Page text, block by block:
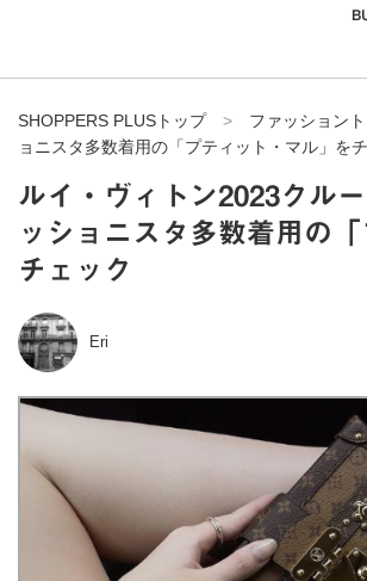
践記
ヤーが答えてみた
SHOPPERS PLUSトップ> ファッション
ョニスタ多数着用の「プティット・マル」を
ルイ・ヴィトン2023クル
ッショニスタ多数着用の
チェック
Eri